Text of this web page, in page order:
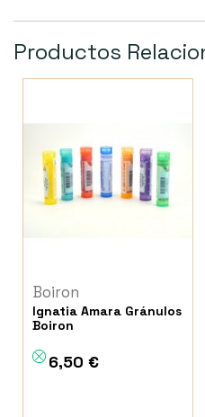
Productos
Boiron
Ignatia Amara Gránulos
Boiron
6,50 €